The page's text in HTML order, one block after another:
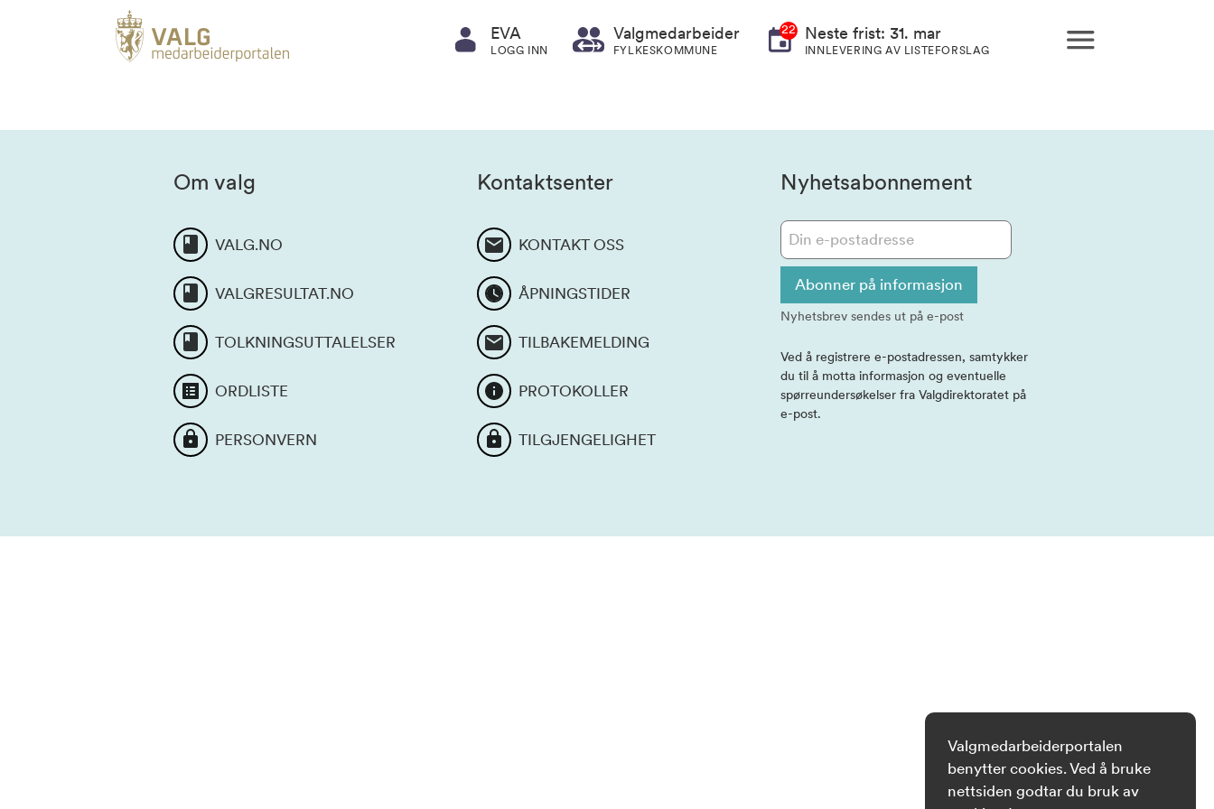
EVA
LOGG INN
Valgmedarbeider
FYLKESKOMMUNE
22 Neste frist: 31. mar
INNLEVERING AV LISTEFORSLAG
Om valg
VALG.NO
VALGRESULTAT.NO
TOLKNINGSUTTALELSER
ORDLISTE
PERSONVERN
Kontaktsenter
KONTAKT OSS
ÅPNINGSTIDER
TILBAKEMELDING
PROTOKOLLER
TILGJENGELIGHET
Nyhetsabonnement
Abonner på informasjon
Nyhetsbrev sendes ut på e-post
Ved å registrere e-postadressen, samtykker
du til å motta informasjon og eventuelle
spørreundersøkelser fra Valgdirektoratet på
e-post.
Valgmedarbeiderportalen
benytter cookies. Ved å bruke
nettsiden godtar du bruk av